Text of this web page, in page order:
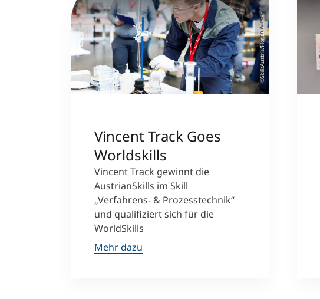
©SkillsAustria/Florian Wieser
Vincent Track Goes
Worldskills
Vincent Track gewinnt die
AustrianSkills im Skill
„Verfahrens- & Prozesstechnik“
und qualifiziert sich für die
WorldSkills
Mehr dazu